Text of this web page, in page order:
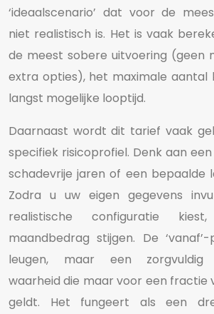
‘ideaalscenario’ dat voor de
niet realistisch is. Het is vaak
de meest sobere uitvoering (geen
extra opties), het maximale aantal
langst mogelijke looptijd.
Daarnaast wordt dit tarief vaak
specifiek risicoprofiel. Denk aan
schadevrije jaren of een bepaalde
Zodra u uw eigen gegevens
realistische configuratie
maandbedrag stijgen. De
leugen, maar een zorgvuldig
waarheid die maar voor een fractie
geldt. Het fungeert als een